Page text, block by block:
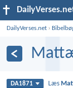
DailyVerses.net ›
DA1871 Læs